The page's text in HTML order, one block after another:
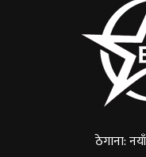
ठेगाना: